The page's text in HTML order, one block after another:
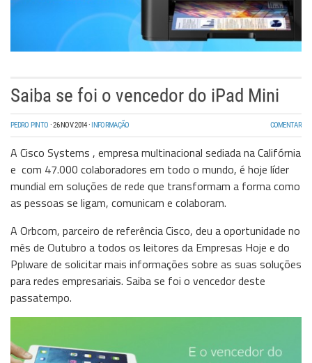
Saiba se foi o vencedor do iPad Mini
PEDRO PINTO ·26 NOV 2014· INFORMAÇÃO COMENTAR
A Cisco Systems , empresa multinacional sediada na Califórnia
e com 47.000 colaboradores em todo o mundo, é hoje líder
mundial em soluções de rede que transformam a forma como
as pessoas se ligam, comunicam e colaboram.
A Orbcom, parceiro de referência Cisco, deu a oportunidade no
mês de Outubro a todos os leitores da Empresas Hoje e do
Pplware de solicitar mais informações sobre as suas soluções
para redes empresariais. Saiba se foi o vencedor deste
passatempo.